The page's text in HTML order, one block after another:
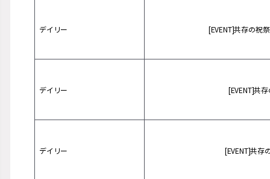
デイリー [EVENT]共存の祝
デイリー [EVENT]共
デイリー [EVENT]共存